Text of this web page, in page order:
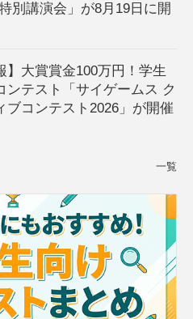
別講演会」が8月19日に開
】大賞賞金100万円！学生
ンテスト「サイゲームス ク
ブコンテスト2026」が開催
一覧